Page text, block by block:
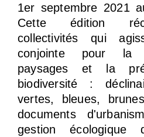
1er septembre 2021
Cette édition
collectivités qui
conjointe pour la
paysages et la
biodiversité :
vertes, bleues,
documents
gestion écologique